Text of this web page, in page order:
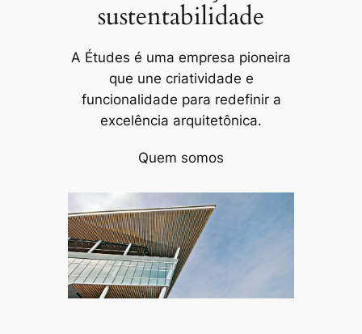
sustentabilidade
A Études é uma empresa pioneira
que une criatividade e
funcionalidade para redefinir a
excelência arquitetônica.
Quem somos